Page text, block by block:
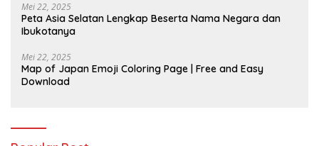
Mei 22, 2025
Peta Asia Selatan Lengkap Beserta Nama Negara dan
Ibukotanya
Mei 22, 2025
Map of Japan Emoji Coloring Page | Free and Easy
Download